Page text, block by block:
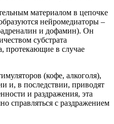
материалом в цепочке
нейромедиаторы –
и дофамин). Он
субстрата
протекающие в случае
(кофе, алкоголя),
и, в последствии, приводят
и раздражения, эта
справляться с раздражением